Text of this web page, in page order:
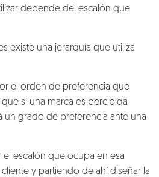
depende del escalón que
existe una jerarquía que utiliza
el orden de preferencia que
si una marca es percibida
un grado de preferencia ante una
el escalón que ocupa en esa
y partiendo de ahí diseñar la